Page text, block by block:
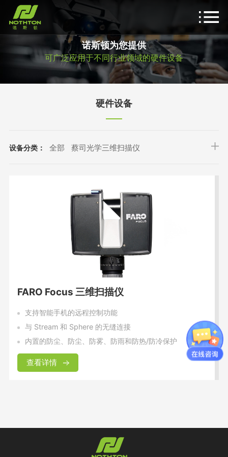
诺斯顿为您提供
可广泛应用于不同行业领域的硬件设备
硬件设备
设备分类： 全部 蔡司光学三维扫描仪
GoSLAM 移动三维扫描仪 ATS 定位配准套件
FARO Focus 三维扫描仪
支持智能手机的远程控制功能
与 Stream 和 Sphere 的无缝连接
内置的防尘、防尘、防雾、防雨和防热/防冷保护
查看详情